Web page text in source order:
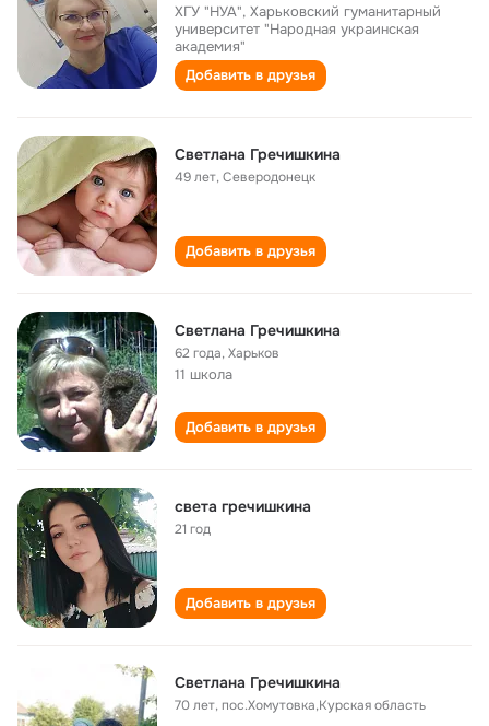
ХГУ "НУА", Харьковский гуманитарный
университет "Народная украинская
академия"
Добавить в друзья
Светлана Гречишкина
49 лет,Северодонецк
Добавить в друзья
Светлана Гречишкина
62 года,Харьков
11 школа
Добавить в друзья
света гречишкина
21 год
Добавить в друзья
Светлана Гречишкина
70 лет,пос.Хомутовка,Курская область